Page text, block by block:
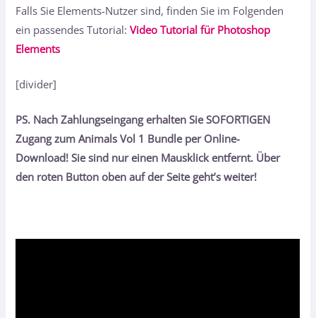
Falls Sie Elements-Nutzer sind, finden Sie im Folgenden
ein passendes Tutorial:Video Tutorial für Photoshop
Elements
[divider]
PS. Nach Zahlungseingang erhalten Sie SOFORTIGEN
Zugang zum Animals Vol 1 Bundle per Online-
Download! Sie sind nur einen Mausklick entfernt. Über
den roten Button oben auf der Seite geht’s weiter!